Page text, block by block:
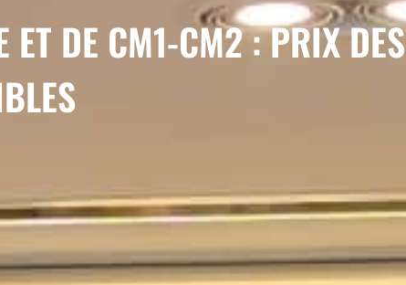
ET DE CM1-CM2 : PRIX DES